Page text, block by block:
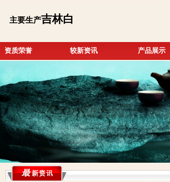
主要生产吉林白
资质荣誉 较新资讯 产品展示